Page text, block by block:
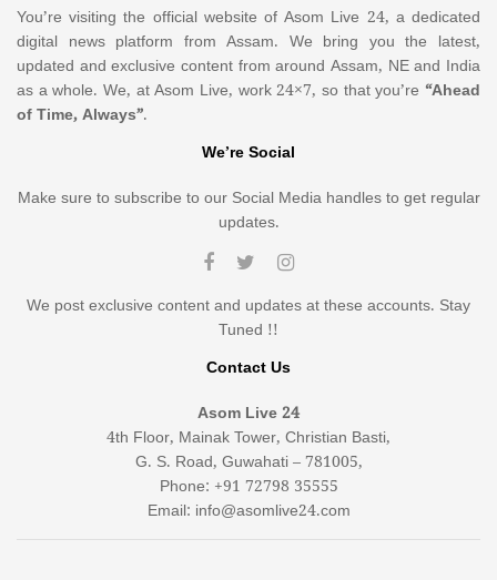
You’re visiting the official website of Asom Live 24, a dedicated
digital news platform from Assam. We bring you the latest,
updated and exclusive content from around Assam, NE and India
as a whole. We, at Asom Live, work 24×7, so that you’re “Ahead
of Time, Always”.
We’re Social
Make sure to subscribe to our Social Media handles to get regular
updates.
We post exclusive content and updates at these accounts. Stay
Tuned !!
Contact Us
Asom Live 24
4th Floor, Mainak Tower, Christian Basti,
G. S. Road, Guwahati – 781005,
Phone: +91 72798 35555
Email: info@asomlive24.com